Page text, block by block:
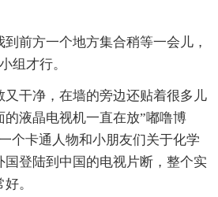
前方一个地方集合稍等一会儿，
组才行。
又干净，在墙的旁边还贴着很多儿
液晶电视机一直在放”嘟噜博
个卡通人物和小朋友们关于化学
国登陆到中国的电视片断，整个实
。